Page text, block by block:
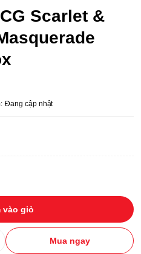
Scarlet &
Đang cập nhật
vào giỏ
Mua ngay